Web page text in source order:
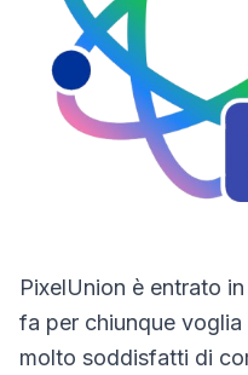
PixelUnion è entrato
fa per chiunque
molto soddisfatti di